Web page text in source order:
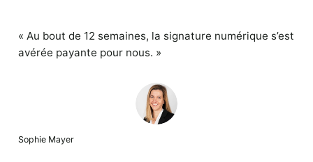
« Au bout de 12 semaines, la signature numérique s’est
avérée payante pour nous. »
Sophie Mayer